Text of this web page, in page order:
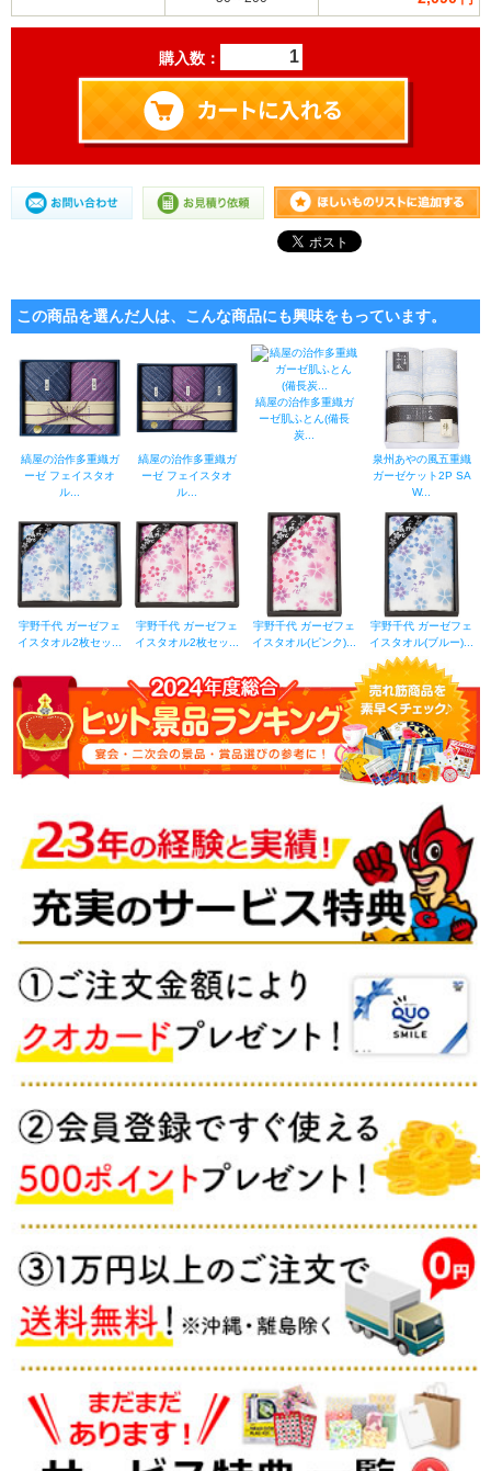
購入数：
この商品を選んだ人は、こんな商品にも興味をもっています。
縞屋の治作多重織ガ
ーゼ フェイスタオ
ル...
縞屋の治作多重織ガ
ーゼ フェイスタオ
ル...
縞屋の治作多重織ガ
ーゼ肌ふとん(備長
炭...
泉州あやの風五重織
ガーゼケット2P SA
W...
宇野千代 ガーゼフェ
イスタオル2枚セッ...
宇野千代 ガーゼフェ
イスタオル2枚セッ...
宇野千代 ガーゼフェ
イスタオル(ピンク)...
宇野千代 ガーゼフェ
イスタオル(ブルー)...